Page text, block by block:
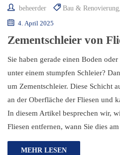
beheerder Bau & Renovierung,
4. April 2025
Zementschleier von
Sie haben gerade einen Boden
unter einem stumpfen Schleier?
um Zementschleier. Diese Schicht
an der Oberfläche der Fliesen und
In diesem Artikel besprechen wir,
Fliesen entfernen, wann Sie dies
MEHR LESEN